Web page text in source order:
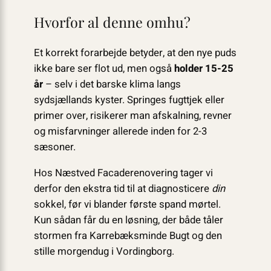
Hvorfor al denne omhu?
Et korrekt forarbejde betyder, at den nye puds
ikke bare ser flot ud, men ogsåholder 15-25
år– selv i det barske klima langs
sydsjællands kyster. Springes fugttjek eller
primer over, risikerer man afskalning, revner
og misfarvninger allerede inden for 2-3
sæsoner.
Hos Næstved Facaderenovering tager vi
derfor den ekstra tid til at diagnosticere din
sokkel, før vi blander første spand mørtel.
Kun sådan får du en løsning, der både tåler
stormen fra Karrebæksminde Bugt og den
stille morgendug i Vordingborg.